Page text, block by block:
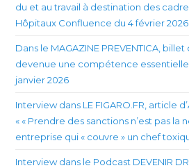
du et au travail à destination des
Hôpitaux Confluence du 4 février 2026
Dans le MAGAZINE PREVENTICA,
devenue une compétence essentielle
janvier 2026
Interview dans LE FIGARO.FR, article
« « Prendre des sanctions n’est pas la
entreprise qui « couvre » un chef
Interview dans le Podcast DEVENIR